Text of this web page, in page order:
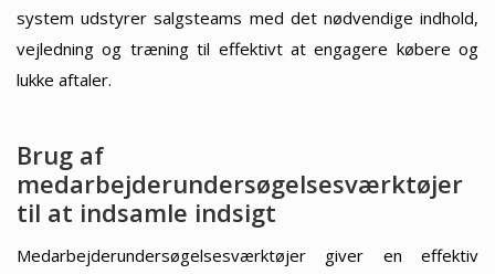
system udstyrer salgsteams med det nødvendige indhold,
vejledning og træning til effektivt at engagere købere og
lukke aftaler.
Brug af
medarbejderundersøgelsesværktøjer
til at indsamle indsigt
Medarbejderundersøgelsesværktøjer giver en effektiv